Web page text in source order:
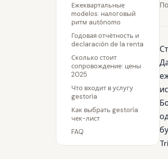
Ежеквартальные
modelos: налоговый
ритм autónomo
Годовая отчётность и
declaración de la renta
Сколько стоит
сопровождение: цены
2025
Что входит в услугу
gestoría
Как выбрать gestoría:
чек-лист
FAQ